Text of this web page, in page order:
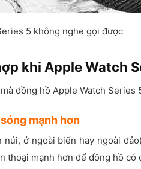
5 không nghe gọi được
khi Apple Watch
đồng hồ Apple Watch
mạnh hơn
núi, ở ngoài biển hay ngoài
thoại mạnh hơn để đồng hồ